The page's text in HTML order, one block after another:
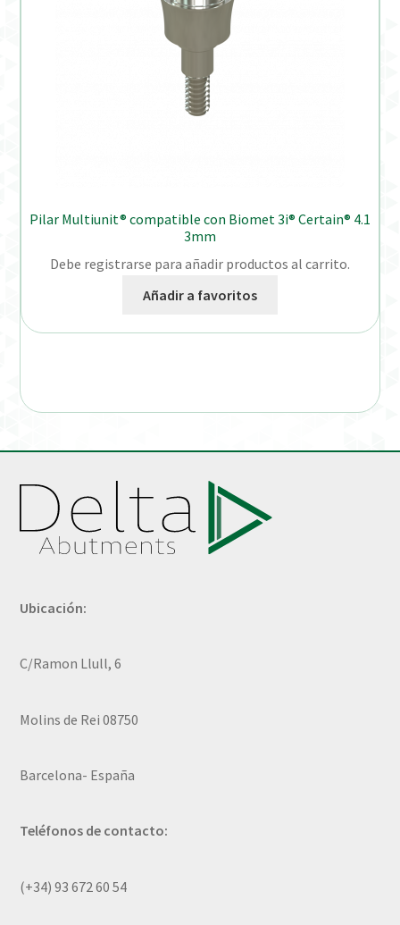
Pilar Multiunit® compatible con Biomet 3i® Certain® 4.1
3mm
Debe registrarse para añadir productos al carrito.
Añadir a favoritos
Ubicación:
C/Ramon Llull, 6
Molins de Rei 08750
Barcelona- España
Teléfonos de contacto:
(+34) 93 672 60 54